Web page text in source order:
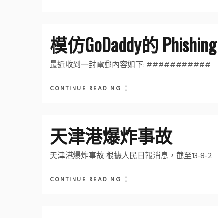
模仿GoDaddy的
最近收到一封電郵內容如下: ###########
CONTINUE READING
天津港爆炸事故
天津港爆炸事故 根據人民日報消息，截至13-8-2
CONTINUE READING